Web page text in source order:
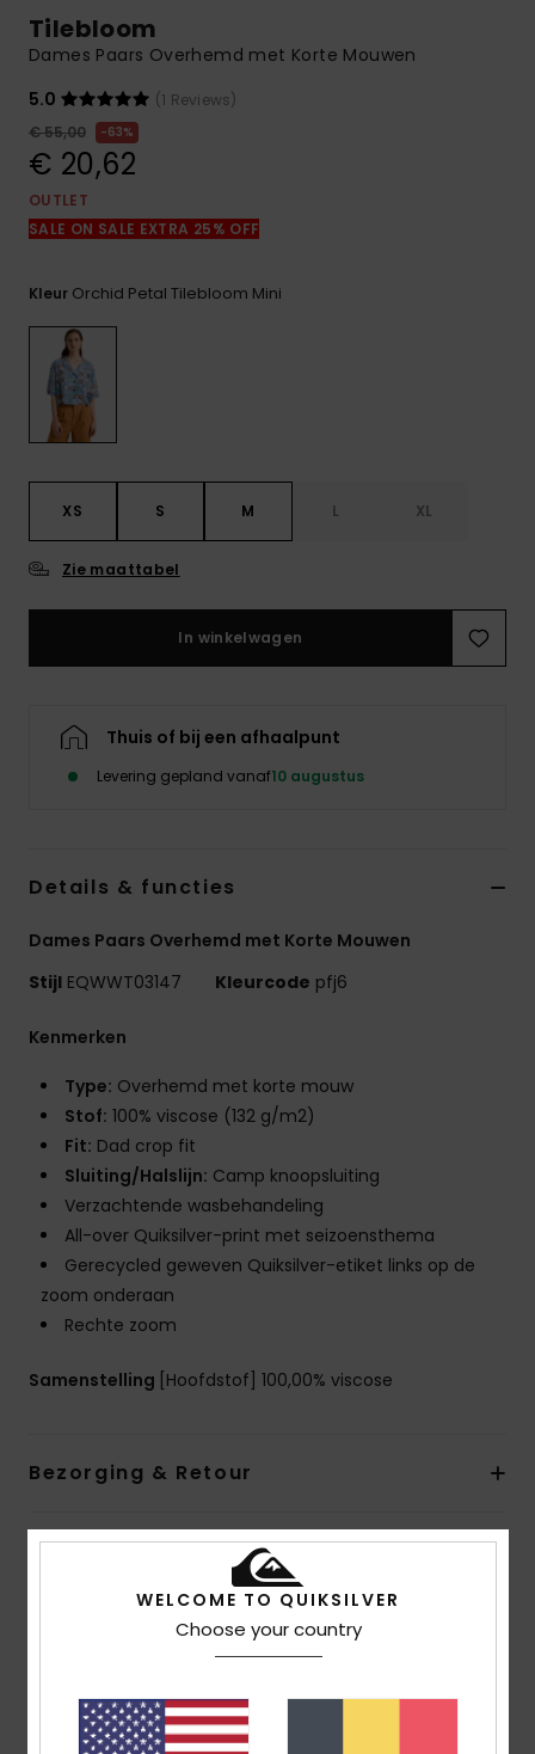
de meest
vragen en ons
contactformulier.
VERLANGLIJST
Tilebloom
Dames Paars Overhemd met Korte Mouwen
5.0
(1 Reviews)
€ 55,00
63%
€ 20,62
OUTLET
SALE ON SALE EXTRA 25% OFF
Kleur Orchid Petal Tilebloom Mini
XS S M L XL
Zie maattabel
In winkelwagen
Thuis of bij een afhaalpunt
Levering gepland vanaf10 augustus
Details & functies
Dames Paars Overhemd met Korte Mouwen
Stijl EQWWT03147 Kleurcode pfj6
Kenmerken
Type: Overhemd met korte mouw
Stof: 100% viscose (132 g/m2)
Fit: Dad crop fit
Sluiting/Halslijn: Camp knoopsluiting
Verzachtende wasbehandeling
All-over Quiksilver-print met seizoensthema
Gerecycled geweven Quiksilver-etiket links op de
zoom onderaan
Rechte zoom
Samenstelling [Hoofdstof] 100,00% viscose
Bezorging & Retour
Reviews van klanten
Gemiddelde score
5.0
WELCOME TO QUIKSILVER
Choose your country